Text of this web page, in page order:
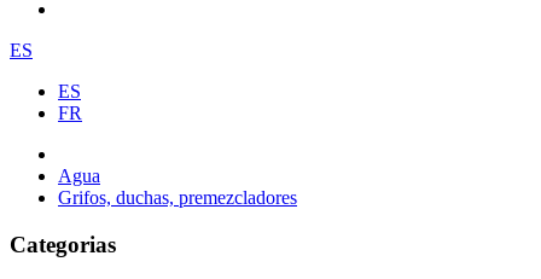
ES
ES
FR
Agua
Grifos, duchas, premezcladores
Categorias